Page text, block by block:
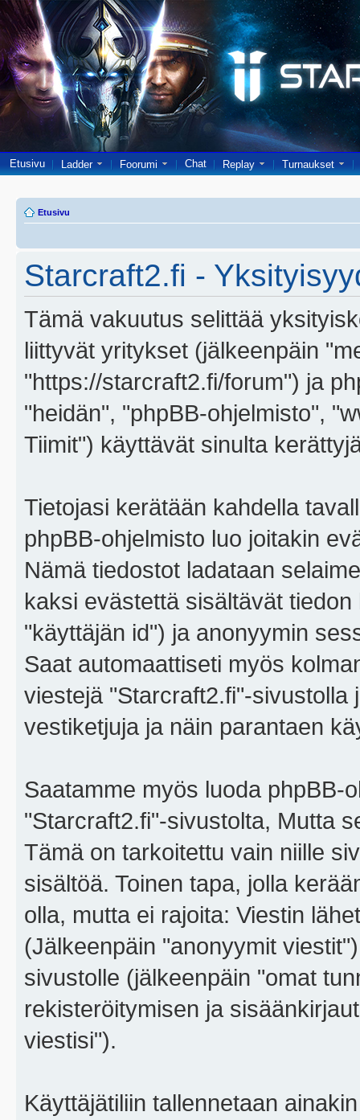
Etusivu Ladder Foorumi Chat Replay Turnaukset
Etusivu
Starcraft2.fi -
Tämä vakuutus selittää
liittyvät yritykset (jälkeenpäin
"https://starcraft2.fi/forum") ja
"heidän", "phpBB-ohjelmisto",
Tiimit") käyttävät sinulta
Tietojasi kerätään kahdella
phpBB-ohjelmisto luo joitakin
Nämä tiedostot ladataan
kaksi evästettä sisältävät
"käyttäjän id") ja anonyymin
Saat automaattiseti myös
viestejä "Starcraft2.fi"-sivustolla
vestiketjuja ja näin parantaen
Saatamme myös luoda phpBB-
"Starcraft2.fi"-sivustolta, Mutta
Tämä on tarkoitettu vain niille
sisältöä. Toinen tapa, jolla
olla, mutta ei rajoita: Viestin
(Jälkeenpäin "anonyymit
sivustolle (jälkeenpäin "omat
rekisteröitymisen ja
viestisi").
Käyttäjätiliin tallennetaan